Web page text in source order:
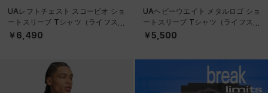
UAレフトチェスト スコーピオ ショ
ートスリーブ Tシャツ（ライフスタ
イル/MEN）
￥6,490
UAヘビーウエイト メタルロゴ ショ
ートスリーブ Tシャツ（ライフスタ
イル/MEN）
￥5,500